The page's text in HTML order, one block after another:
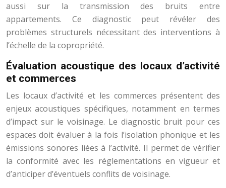
aussi sur la transmission des bruits entre
appartements. Ce diagnostic peut révéler des
problèmes structurels nécessitant des interventions à
l’échelle de la copropriété.
Évaluation acoustique des locaux d’activité
et commerces
Les locaux d’activité et les commerces présentent des
enjeux acoustiques spécifiques, notamment en termes
d’impact sur le voisinage. Le diagnostic bruit pour ces
espaces doit évaluer à la fois l’isolation phonique et les
émissions sonores liées à l’activité. Il permet de vérifier
la conformité avec les réglementations en vigueur et
d’anticiper d’éventuels conflits de voisinage.